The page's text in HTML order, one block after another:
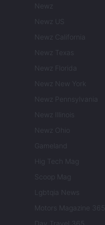
Newz
Newz US
Newz California
Newz Texas
Newz Florida
Newz New York
Newz Pennsylvania
Newz Illinois
Newz Ohio
Gameland
Hig Tech Mag
Scoop Mag
Lgbtqia News
Motors Magazine 365